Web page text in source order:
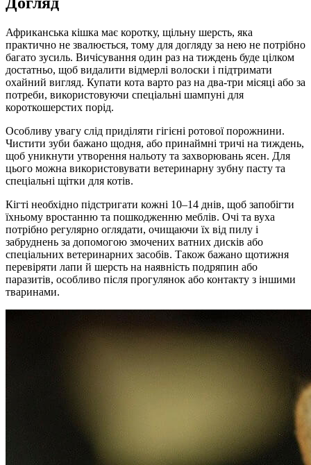
Африканська кішка має коротку, щільну шерсть, яка
практично не звалюється, тому для догляду за нею не потрібно
багато зусиль. Вичісування один раз на тиждень буде цілком
достатньо, щоб видалити відмерлі волоски і підтримати
охайний вигляд. Купати кота варто раз на два-три місяці або за
потреби, використовуючи спеціальні шампуні для
короткошерстих порід.
Особливу увагу слід приділяти гігієні ротової порожнини.
Чистити зуби бажано щодня, або принаймні тричі на тиждень,
щоб уникнути утворення нальоту та захворювань ясен. Для
цього можна використовувати ветеринарну зубну пасту та
спеціальні щітки для котів.
Кігті необхідно підстригати кожні 10–14 днів, щоб запобігти
їхньому вростанню та пошкодженню меблів. Очі та вуха
потрібно регулярно оглядати, очищаючи їх від пилу і
забруднень за допомогою змочених ватних дисків або
спеціальних ветеринарних засобів. Також бажано щотижня
перевіряти лапи й шерсть на наявність подряпин або
паразитів, особливо після прогулянок або контакту з іншими
тваринами.